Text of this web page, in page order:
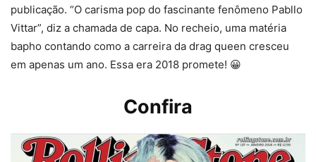
publicação. “O carisma pop do fascinante fenômeno Pabllo
Vittar”, diz a chamada de capa. No recheio, uma matéria
bapho contando como a carreira da drag queen cresceu
em apenas um ano. Essa era 2018 promete! 😀
Confira